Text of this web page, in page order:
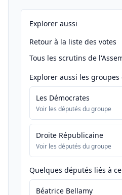
Explorer aussi
Retour à la liste des votes
Tous les scrutins de
Explorer aussi les groupes
Les Démocrates
Voir les députés du groupe
Droite Républicaine
Voir les députés du groupe
Quelques députés liés à
Béatrice Bellamy